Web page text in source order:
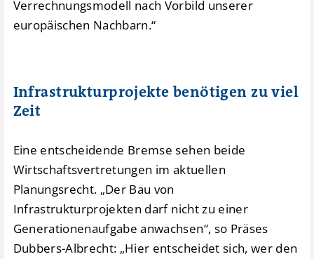
Verrechnungsmodell nach Vorbild unserer
europäischen Nachbarn.“
Infrastrukturprojekte benötigen zu viel
Zeit
Eine entscheidende Bremse sehen beide
Wirtschaftsvertretungen im aktuellen
Planungsrecht. „Der Bau von
Infrastrukturprojekten darf nicht zu einer
Generationenaufgabe anwachsen“, so Präses
Dubbers-Albrecht: „Hier entscheidet sich, wer den